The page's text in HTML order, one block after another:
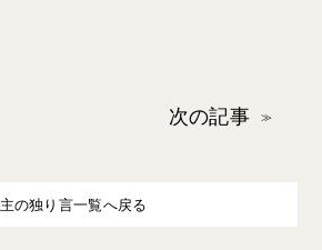
次の記事
主の独り言一覧へ戻る